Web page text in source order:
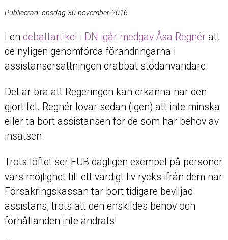
Publicerad: onsdag 30 november 2016
I en debattartikel i DN igår medgav Åsa Regnératt
de nyligen genomförda förändringarna i
assistansersättningen drabbat stödanvändare.
Det är bra att Regeringen kan erkänna när den
gjort fel. Regnér lovar sedan (igen) att inte minska
eller ta bort assistansen för de som har behov av
insatsen.
Trots löftet ser FUB dagligen exempel på personer
vars möjlighet till ett värdigt liv rycks ifrån dem när
Försäkringskassan tar bort tidigare beviljad
assistans, trots att den enskildes behov och
förhållanden inte ändrats!